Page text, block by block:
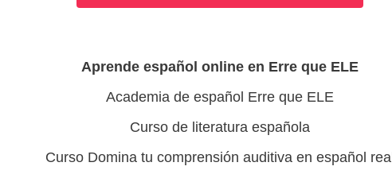
Aprende español online en Erre que ELE
Academia de español Erre que ELE
Curso de literatura española
Curso Domina tu comprensión auditiva en español real